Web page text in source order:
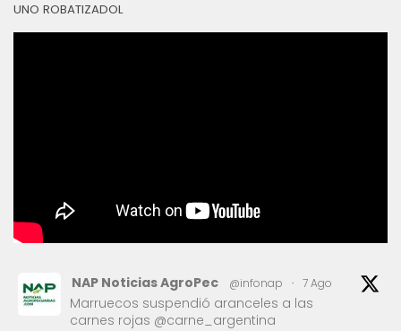
UNO ROBATIZADOL
NAP Noticias AgroPec @infonap · 7 Ago
Marruecos suspendió aranceles a las
carnes rojas @carne_argentina